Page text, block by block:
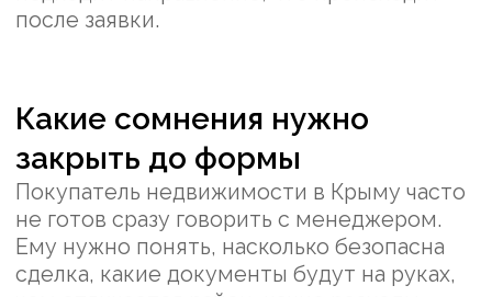
Статью можно использовать как
объясняющий вход перед региональной
страницей. Человек читает не рекламное
обещание, а спокойный разбор: почему
для Крыма важны доверие, документы,
район и формат покупки. После этого
переход на страницу направления
выглядит естественным, потому что
читатель уже понимает, какой вопрос
хочет уточнить.